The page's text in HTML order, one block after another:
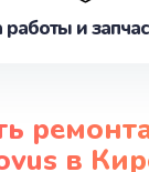
работы и
в